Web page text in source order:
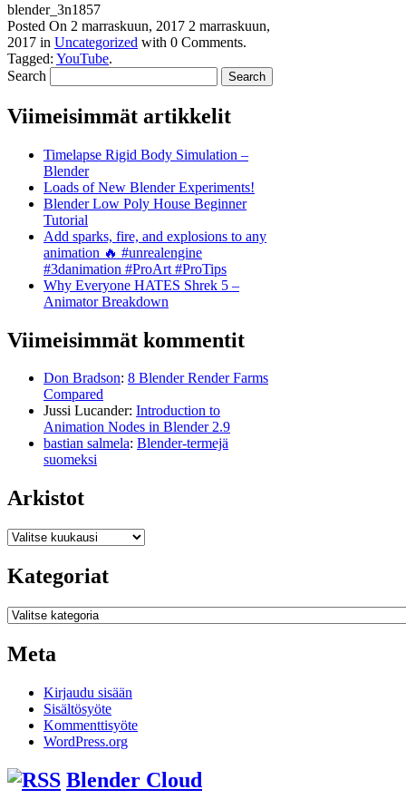
blender_3n1857
Posted On 2 marraskuun, 2017 2 marraskuun,
2017 in Uncategorized with 0 Comments.
Tagged: YouTube.
Search
Viimeisimmät artikkelit
Timelapse Rigid Body Simulation –
Blender
Loads of New Blender Experiments!
Blender Low Poly House Beginner
Tutorial
Add sparks, fire, and explosions to any
animation 🔥 #unrealengine
#3danimation #ProArt #ProTips
Why Everyone HATES Shrek 5 –
Animator Breakdown
Viimeisimmät kommentit
Don Bradson: 8 Blender Render Farms
Compared
Jussi Lucander: Introduction to
Animation Nodes in Blender 2.9
bastian salmela: Blender-termejä
suomeksi
Arkistot
Arkistot
Kategoriat
Kategoriat
Meta
Kirjaudu sisään
Sisältösyöte
Kommenttisyöte
WordPress.org
Blender Cloud